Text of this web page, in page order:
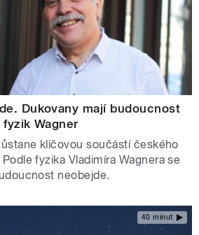
Dukovany mají budoucnost
Wagner
klíčovou součástí českého
fyzika Vladimíra Wagnera se
neobejde.
40 minut